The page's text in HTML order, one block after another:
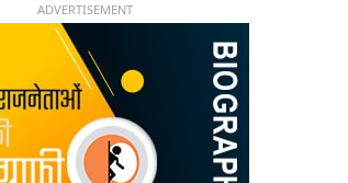
ADVERTISEMENT